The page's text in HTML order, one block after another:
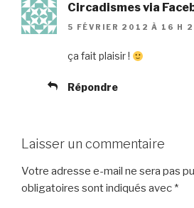
Circadismes via
5 FÉVRIER 2012 À 16 H
ça fait plaisir !
Répondre
Laisser un commentaire
Votre adresse e-mail ne sera pas
obligatoires sont indiqués avec *